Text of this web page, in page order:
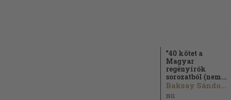
"40 kötet a
Magyar
regényírók
sorozatból (nem...
Baksay Sándor...
1911